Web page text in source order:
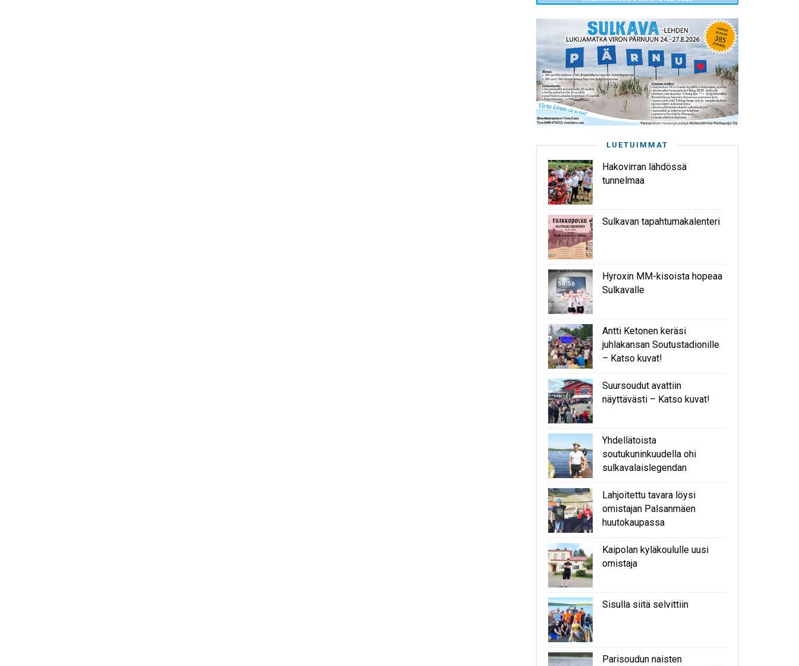
LUETUIMMAT
Hakovirran lähdössä
tunnelmaa
Sulkavan tapahtumakalenteri
Hyroxin MM-kisoista hopeaa
Sulkavalle
Antti Ketonen keräsi
juhlakansan Soutustadionille
– Katso kuvat!
Suursoudut avattiin
näyttävästi – Katso kuvat!
Yhdellätoista
soutukuninkuudella ohi
sulkavalaislegendan
Lahjoitettu tavara löysi
omistajan Palsanmäen
huutokaupassa
Kaipolan kyläkoululle uusi
omistaja
Sisulla siitä selvittiin
Parisoudun naisten